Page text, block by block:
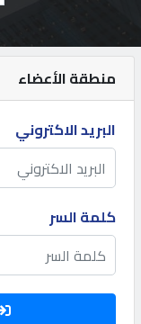
اعلانك
مطلوب
طلب
الاحصائيات
منطقة الأعضاء
البريد الاكتروني
كلمة السر